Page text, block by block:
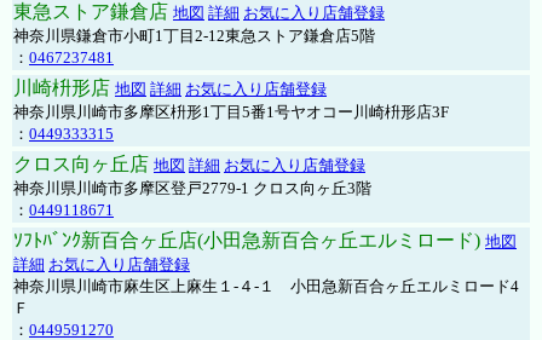
東急ストア鎌倉店 地図 詳細 お気に入り店舗登録
神奈川県鎌倉市小町1丁目2-12東急ストア鎌倉店5階
： 0467237481
川崎枡形店 地図 詳細 お気に入り店舗登録
神奈川県川崎市多摩区枡形1丁目5番1号ヤオコー川崎枡形店3F
： 0449333315
クロス向ヶ丘店 地図 詳細 お気に入り店舗登録
神奈川県川崎市多摩区登戸2779-1 クロス向ヶ丘3階
： 0449118671
ｿﾌﾄﾊﾞﾝｸ新百合ヶ丘店(小田急新百合ヶ丘エルミロード) 地図
詳細 お気に入り店舗登録
神奈川県川崎市麻生区上麻生１-４-１ 小田急新百合ヶ丘エルミロード4
Ｆ
： 0449591270